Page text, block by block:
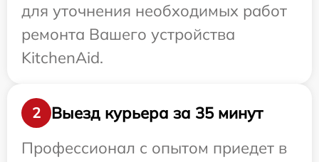
для уточнения необходимых работ
ремонта Вашего устройства
KitchenAid.
2
Выезд курьера за 35 минут
Профессионал с опытом приедет в